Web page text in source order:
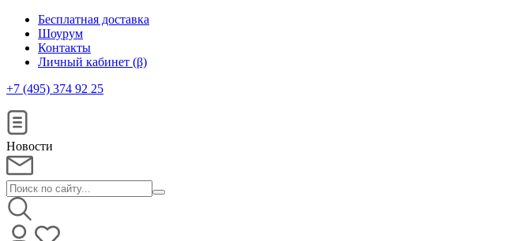
Бесплатная доставка
Шоурум
Контакты
Личный кабинет (β)
+7 (495) 374 92 25
Новости